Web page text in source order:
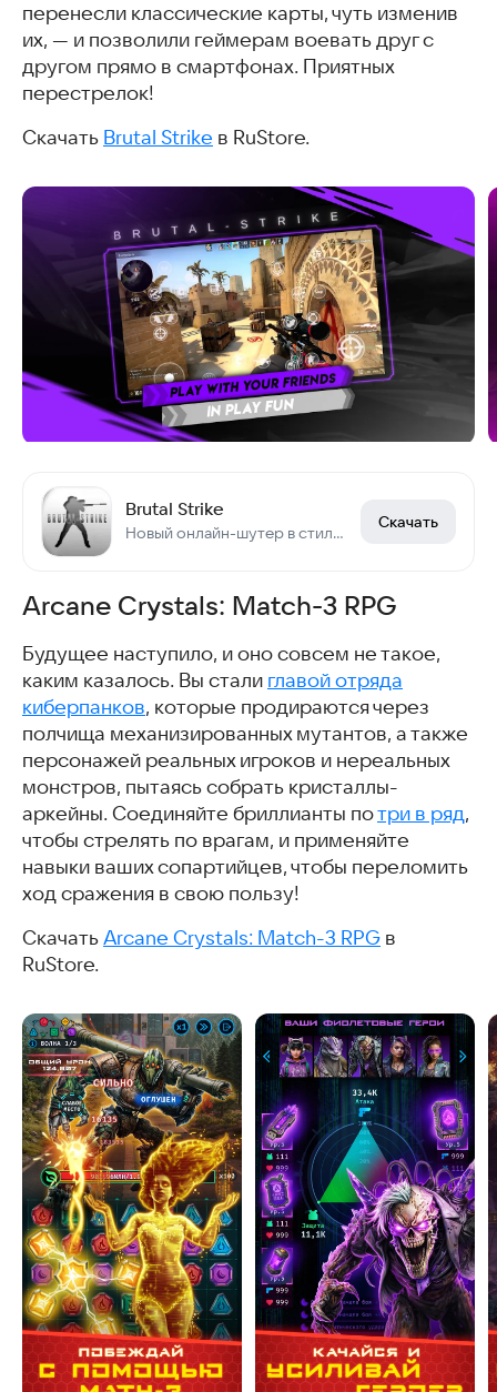
перенесли классические карты, чуть изменив
их, — и позволили геймерам воевать друг с
другом прямо в смартфонах. Приятных
перестрелок!
Скачать Brutal Strike в RuStore.
Brutal Strike
Новый онлайн-шутер в стиле CS:GO и PUBG
Скачать
Arcane Crystals: Match-3 RPG
Будущее наступило, и оно совсем не такое,
каким казалось. Вы стали главой отряда
киберпанков, которые продираются через
полчища механизированных мутантов, а также
персонажей реальных игроков и нереальных
монстров, пытаясь собрать кристаллы-
аркейны. Соединяйте бриллианты потри в ряд,
чтобы стрелять по врагам, и применяйте
навыки ваших сопартийцев, чтобы переломить
ход сражения в свою пользу!
Скачать Arcane Crystals: Match-3 RPG в
RuStore.